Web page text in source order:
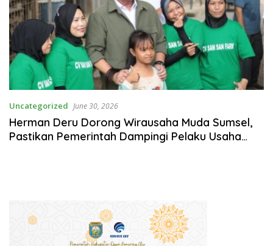
Uncategorized June 30, 2026
Herman Deru Dorong Wirausaha Muda Sumsel,
Pastikan Pemerintah Dampingi Pelaku Usaha